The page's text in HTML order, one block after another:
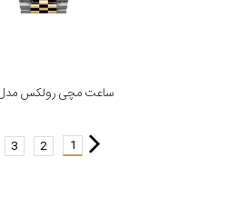
ساعت مچی رولکس مدل
1
2
3